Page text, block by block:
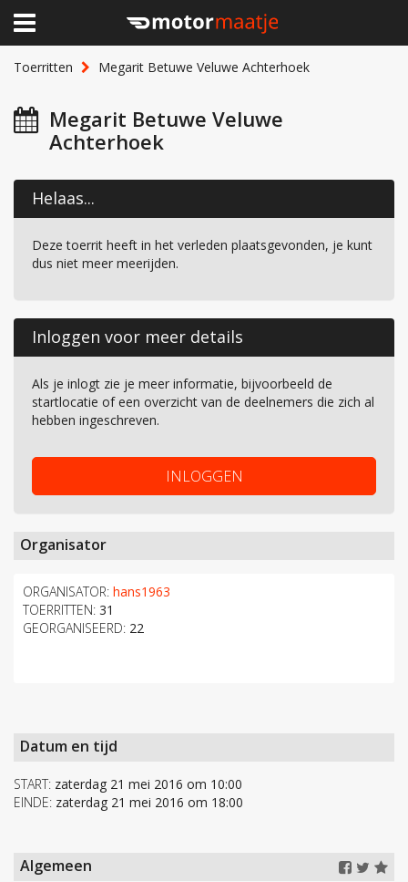
Toerritten Megarit Betuwe Veluwe Achterhoek
Megarit Betuwe Veluwe
Achterhoek
Helaas...
Deze toerrit heeft in het verleden plaatsgevonden, je kunt
dus niet meer meerijden.
Inloggen voor meer details
Als je inlogt zie je meer informatie, bijvoorbeeld de
startlocatie of een overzicht van de deelnemers die zich al
hebben ingeschreven.
INLOGGEN
Organisator
ORGANISATOR: hans1963
TOERRITTEN: 31
GEORGANISEERD: 22
Datum en tijd
START: zaterdag 21 mei 2016 om 10:00
EINDE: zaterdag 21 mei 2016 om 18:00
Algemeen
×
Home
Clubhuis
Toerritten
Lid worden
Over Motormaatje